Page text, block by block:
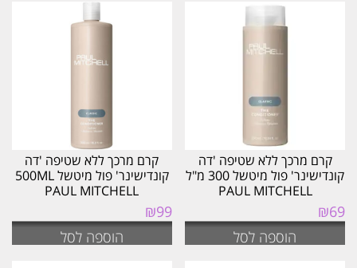
קרם מרכך ללא שטיפה 'דה
קונדישינר' פול מיטשל 300 מ"ל
PAUL MITCHELL
₪69
הוספה לסל
קרם מרכך ללא שטיפה 'דה
קונדישינר' פול מיטשל 500ML
PAUL MITCHELL
₪99
הוספה לסל